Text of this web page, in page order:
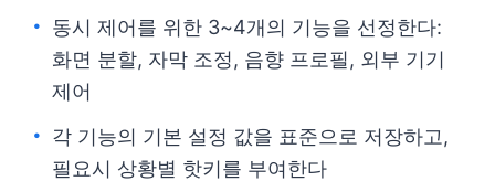
동시 제어를 위한 3~4개의 기능을 선정한다:
화면 분할, 자막 조정, 음향 프로필, 외부 기기
제어
각 기능의 기본 설정 값을 표준으로 저장하고,
필요시 상황별 핫키를 부여한다